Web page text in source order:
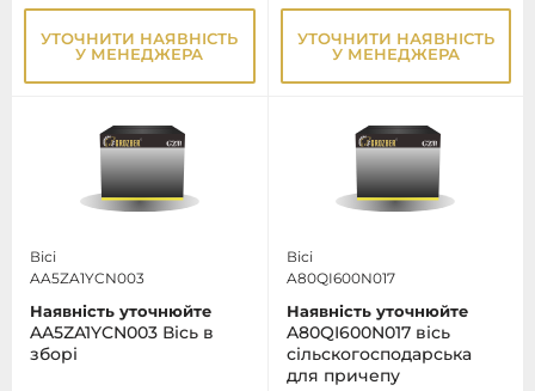
УТОЧНИТИ НАЯВНІСТЬ
У МЕНЕДЖЕРА
УТОЧНИТИ НАЯВНІСТЬ
У МЕНЕДЖЕРА
Вісі
AA5ZA1YCN003
Наявність уточнюйте
AA5ZA1YCN003 Вісь в
зборі
Вісі
A80QI600N017
Наявність уточнюйте
A80QI600N017 вісь
сільскогосподарська
для причепу